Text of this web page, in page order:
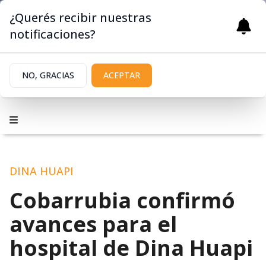
DINA HUAPI
Cobarrubia confirmó
avances para el
hospital de Dina Huapi
¿Querés recibir nuestras
notificaciones?
NO, GRACIAS ACEPTAR